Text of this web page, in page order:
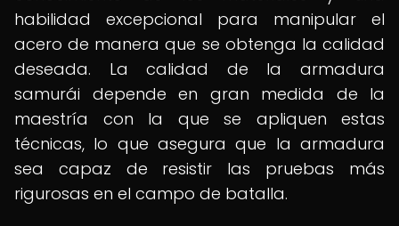
habilidad excepcional para manipular el
acero de manera que se obtenga la calidad
deseada. La calidad de la armadura
samurái depende en gran medida de la
maestría con la que se apliquen estas
técnicas, lo que asegura que la armadura
sea capaz de resistir las pruebas más
rigurosas en el campo de batalla.